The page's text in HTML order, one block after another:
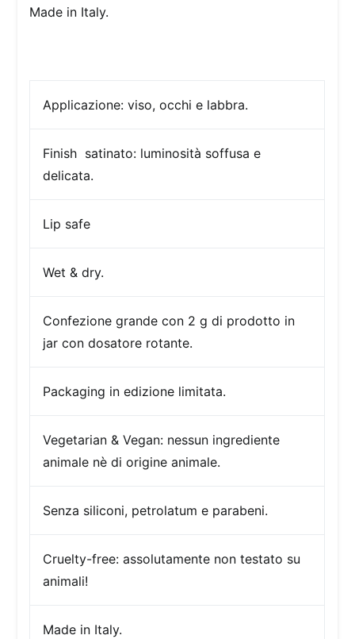
Made in Italy.
Applicazione: viso, occhi e labbra.
Finish satinato: luminosità soffusa e
delicata.
Lip safe
Wet & dry.
Confezione grande con 2 g di prodotto in
jar con dosatore rotante.
Packaging in edizione limitata.
Vegetarian & Vegan: nessun ingrediente
animale nè di origine animale.
Senza siliconi, petrolatum e parabeni.
Cruelty-free: assolutamente non testato su
animali!
Made in Italy.